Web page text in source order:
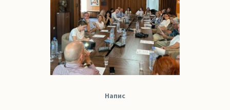
Напис